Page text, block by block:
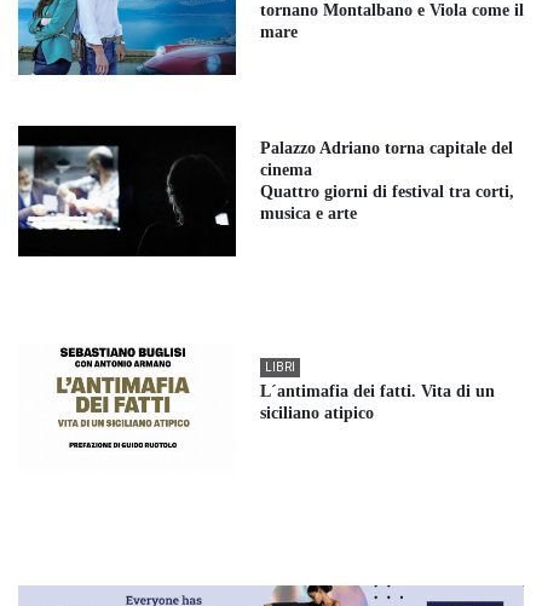
tornano Montalbano e Viola come il
mare
Palazzo Adriano torna capitale del
cinema
Quattro giorni di festival tra corti,
musica e arte
LIBRI
L´antimafia dei fatti. Vita di un
siciliano atipico